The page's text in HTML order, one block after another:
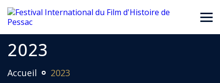
2023
Accueil 2023